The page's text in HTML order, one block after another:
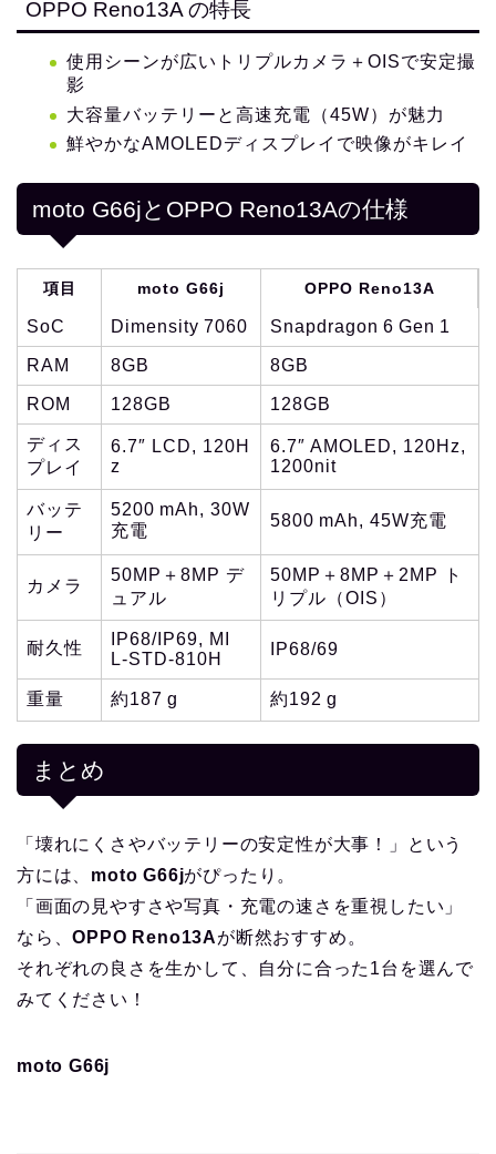
OPPO Reno13A の特長
使用シーンが広いトリプルカメラ＋OISで安定撮
影
大容量バッテリーと高速充電（45W）が魅力
鮮やかなAMOLEDディスプレイで映像がキレイ
moto G66jとOPPO Reno13Aの仕様
項目 moto G66j OPPO Reno13A
SoC Dimensity 7060 Snapdragon 6 Gen 1
RAM 8GB 8GB
ROM 128GB 128GB
ディス
プレイ
6.7″ LCD, 120H
z
6.7″ AMOLED, 120Hz,
1200nit
バッテ
リー
5200 mAh, 30W
充電
5800 mAh, 45W充電
カメラ
50MP＋8MP デ
ュアル
50MP＋8MP＋2MP ト
リプル（OIS）
耐久性
IP68/IP69, MI
L‑STD‑810H
IP68/69
重量 約187 g 約192 g
まとめ
「壊れにくさやバッテリーの安定性が大事！」という
方には、 moto G66jがぴったり。
「画面の見やすさや写真・充電の速さを重視したい」
なら、OPPO Reno13Aが断然おすすめ。
それぞれの良さを生かして、自分に合った1台を選んで
みてください！
moto G66j